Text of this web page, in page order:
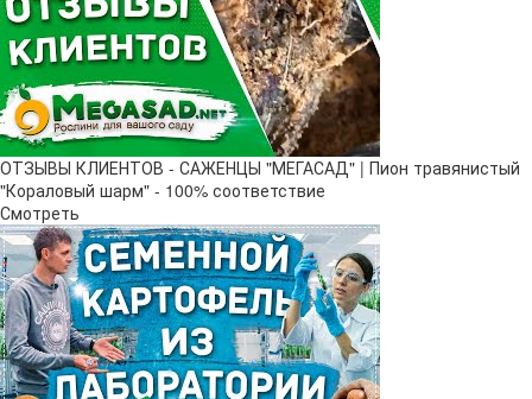
ОТЗЫВЫ КЛИЕНТОВ - САЖЕНЦЫ "МЕГАСАД" | Пион травянистый
"Кораловый шарм" - 100% соответствие
Смотреть